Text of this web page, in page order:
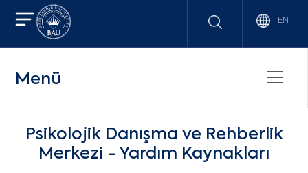
EN
Menü
Psikolojik Danışma ve Rehberlik
Merkezi - Yardım Kaynakları